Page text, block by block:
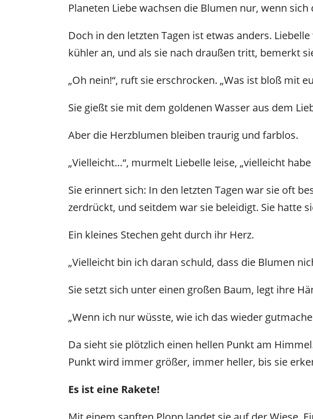
Planeten Liebe wachsen die Blumen nur, wenn
Doch in den letzten Tagen ist etwas anders.
kühler an, und als sie nach draußen tritt, bemerkt
„Oh nein!“, ruft sie erschrocken. „Was ist bloß mit
Sie gießt sie mit dem goldenen Wasser aus dem
Aber die Herzblumen bleiben traurig und farblos.
„Vielleicht…“, murmelt Liebelle leise, „vielleicht
Sie erinnert sich: In den letzten Tagen war sie oft
zerdrückt, und seitdem war sie beleidigt. Sie hatte
Ein kleines Stechen geht durch ihr Herz.
„Vielleicht bin ich daran schuld, dass die Blumen
Sie setzt sich unter einen großen Baum, legt ihre
„Wenn ich nur wüsste, wie ich das wieder
Da sieht sie plötzlich einen hellen Punkt am
Punkt wird immer größer, immer heller, bis sie
Es ist eine Rakete!